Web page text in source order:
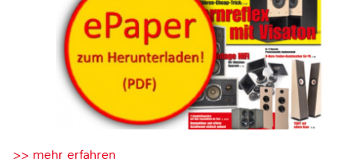
>> mehr erfahren